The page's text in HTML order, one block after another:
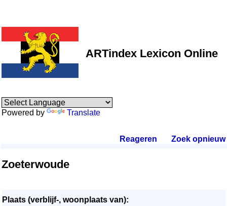
ARTindex Lexicon Online
Powered by Translate
Reageren Zoek opnieuw.
Zoeterwoude
Plaats (verblijf-, woonplaats van):